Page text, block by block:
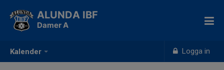
Kalender Logga in
ALUNDA IBF
Damer A